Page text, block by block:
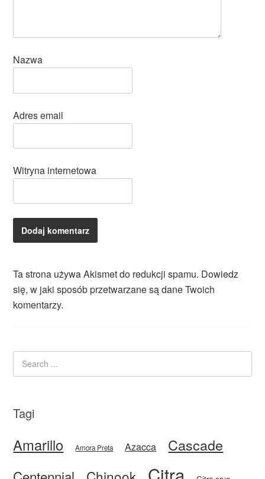
Nazwa
Adres email
Witryna internetowa
Ta strona używa Akismet do redukcji spamu. Dowiedz
się, w jaki sposób przetwarzane są dane Twoich
komentarzy.
Tagi
Amarillo Amora Preta Azacca Cascade